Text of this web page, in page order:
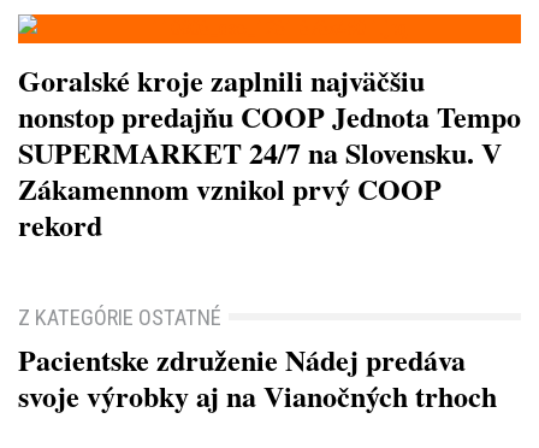
Goralské kroje zaplnili najväčšiu
nonstop predajňu COOP Jednota Tempo
SUPERMARKET 24/7 na Slovensku. V
Zákamennom vznikol prvý COOP
rekord
Z KATEGÓRIE OSTATNÉ
Pacientske združenie Nádej predáva
svoje výrobky aj na Vianočných trhoch